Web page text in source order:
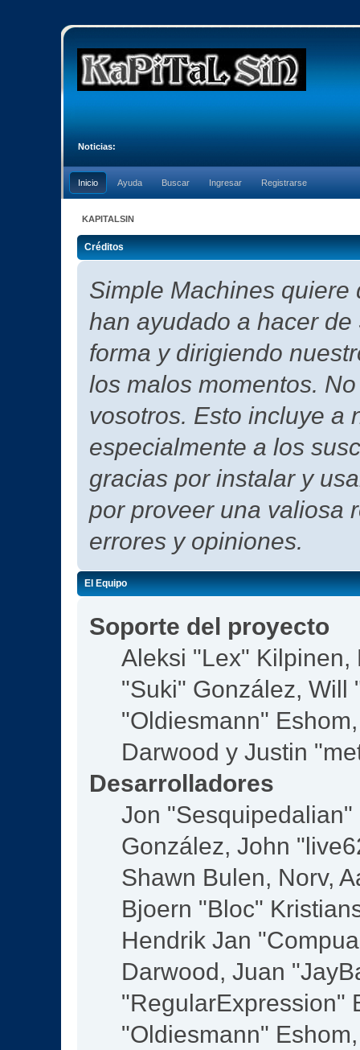
Noticias:
Inicio Ayuda Buscar Ingresar Registrarse
KAPITALSIN
Créditos
Simple Machines
han ayudado a hacer
forma y dirigiendo
los malos momentos.
vosotros. Esto incluye a
especialmente a los
gracias por instalar y
por proveer una valiosa
errores y opiniones.
El Equipo
Soporte del proyecto
Aleksi "Lex"
"Suki" González, Will
"Oldiesmann"
Darwood y Justin
Desarrolladores
Jon
González, John
Shawn Bulen, Norv,
Bjoern "Bloc"
Hendrik Jan
Darwood, Juan
"RegularExpression"
"Oldiesmann"